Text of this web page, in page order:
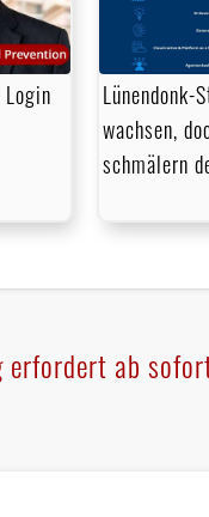
Lünendonk-
wachsen,
schmälern
erfordert ab